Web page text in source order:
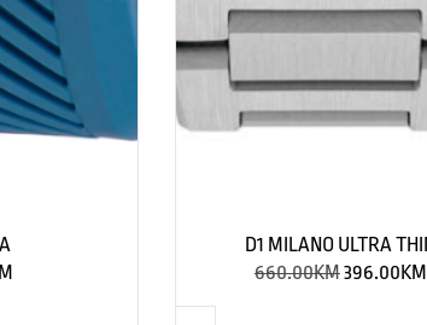
D1 MILANO ULTRA
660.00KM396.00KM